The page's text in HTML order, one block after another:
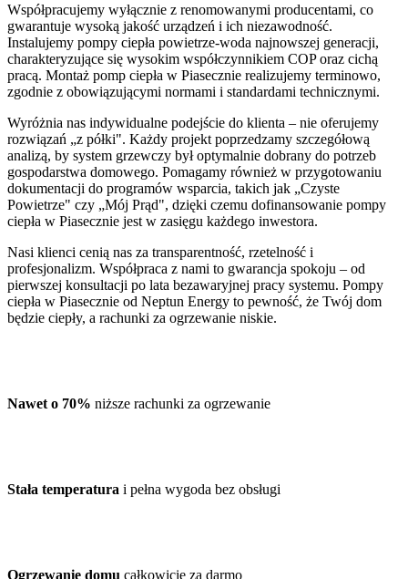
Współpracujemy wyłącznie z renomowanymi producentami, co
gwarantuje wysoką jakość urządzeń i ich niezawodność.
Instalujemy pompy ciepła powietrze-woda najnowszej generacji,
charakteryzujące się wysokim współczynnikiem COP oraz cichą
pracą. Montaż pomp ciepła w Piasecznie realizujemy terminowo,
zgodnie z obowiązującymi normami i standardami technicznymi.
Wyróżnia nas indywidualne podejście do klienta – nie oferujemy
rozwiązań „z półki". Każdy projekt poprzedzamy szczegółową
analizą, by system grzewczy był optymalnie dobrany do potrzeb
gospodarstwa domowego. Pomagamy również w przygotowaniu
dokumentacji do programów wsparcia, takich jak „Czyste
Powietrze" czy „Mój Prąd", dzięki czemu dofinansowanie pompy
ciepła w Piasecznie jest w zasięgu każdego inwestora.
Nasi klienci cenią nas za transparentność, rzetelność i
profesjonalizm. Współpraca z nami to gwarancja spokoju – od
pierwszej konsultacji po lata bezawaryjnej pracy systemu. Pompy
ciepła w Piasecznie od Neptun Energy to pewność, że Twój dom
będzie ciepły, a rachunki za ogrzewanie niskie.
Nawet o 70% niższe rachunki za ogrzewanie
Stała temperatura i pełna wygoda bez obsługi
Ogrzewanie domu całkowicie za darmo